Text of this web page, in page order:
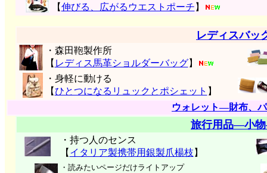
【伸びる、広がるウエストポーチ 】
レディスバッ
・森田鞄製作所
【 レディス馬革ショルダーバッグ】
・身軽に動ける
【ひとつになるリュックとポシェット 】
ウォレット―財布、
旅行用品―小
・持つ人のセンス
【 イタリア製携帯用銀製爪楊枝 】
・読みたいページだけライトアップ